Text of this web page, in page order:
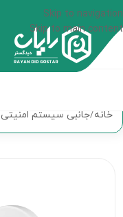
Skip to navigation
Skip to main content
خانه جانبی سیستم امنیتی